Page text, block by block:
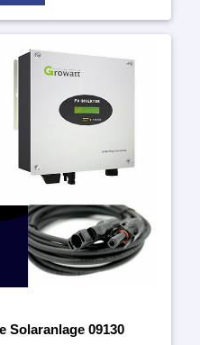
Solaranlage 09130